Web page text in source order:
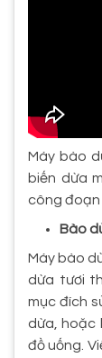
Máy bào
biến dừa
công đoạn
Bào
Máy bào
dừa tươi
mục đích
dừa, hoặc
đồ uống.